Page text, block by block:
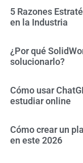
5 Razones
en la Industria
¿Por qué
solucionarlo?
Cómo usar
estudiar online
Cómo crear un
en este 2026